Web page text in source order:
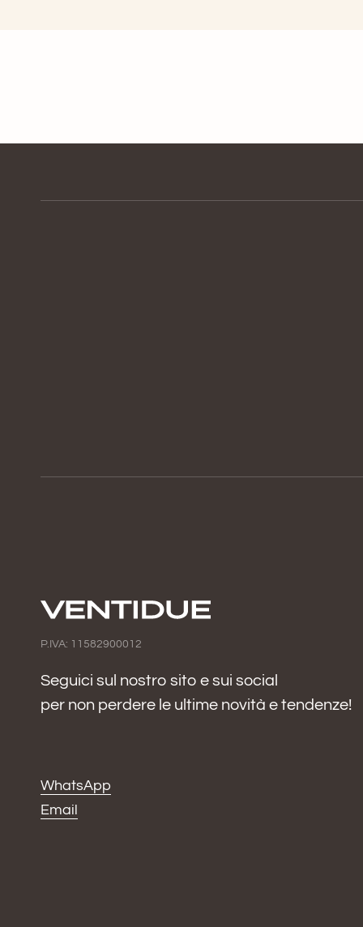
P.IVA: 11582900012
Seguici sul nostro sito e sui social
per non perdere le ultime novità e tendenze!
WhatsApp
Email